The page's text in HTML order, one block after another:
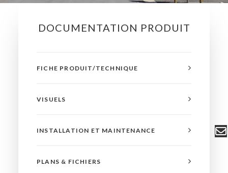
DOCUMENTATION PRODUIT
FICHE PRODUIT/TECHNIQUE
VISUELS
INSTALLATION ET MAINTENANCE
PLANS & FICHIERS